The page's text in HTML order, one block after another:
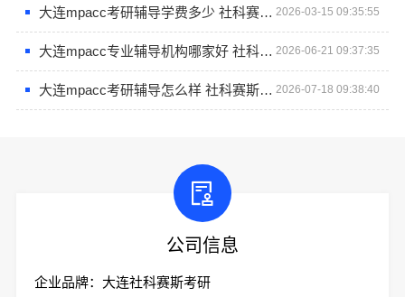
大连mpacc考研辅导学费多少 社科赛斯会计专硕考研助你考研成功 2026-03-15 09:35:55
大连mpacc专业辅导机构哪家好 社科赛斯会计专硕考研定制专属学生方案 2026-06-21 09:37:35
大连mpacc考研辅导怎么样 社科赛斯会计专硕考研助你考研成功 2026-07-18 09:38:40
公司信息
企业品牌：大连社科赛斯考研